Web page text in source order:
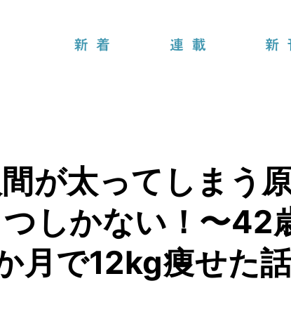
が太ってしまう
しかない！〜42
月で12kg痩せた